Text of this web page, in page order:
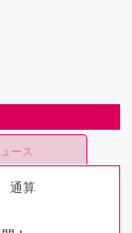
ース
通算